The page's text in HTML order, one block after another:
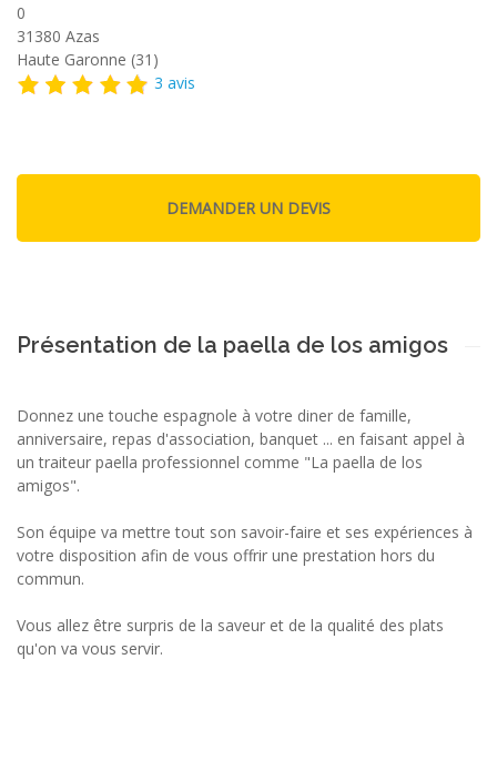
0
31380 Azas
Haute Garonne (31)
3 avis
Présentation de la paella de los amigos
Donnez une touche espagnole à votre diner de famille,
anniversaire, repas d'association, banquet ... en faisant appel à
un traiteur paella professionnel comme "La paella de los
amigos".
Son équipe va mettre tout son savoir-faire et ses expériences à
votre disposition afin de vous offrir une prestation hors du
commun.
Vous allez être surpris de la saveur et de la qualité des plats
qu'on va vous servir.